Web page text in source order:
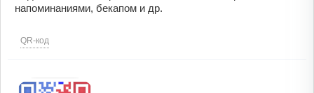
напоминаниями, бекапом и др.
QR-код